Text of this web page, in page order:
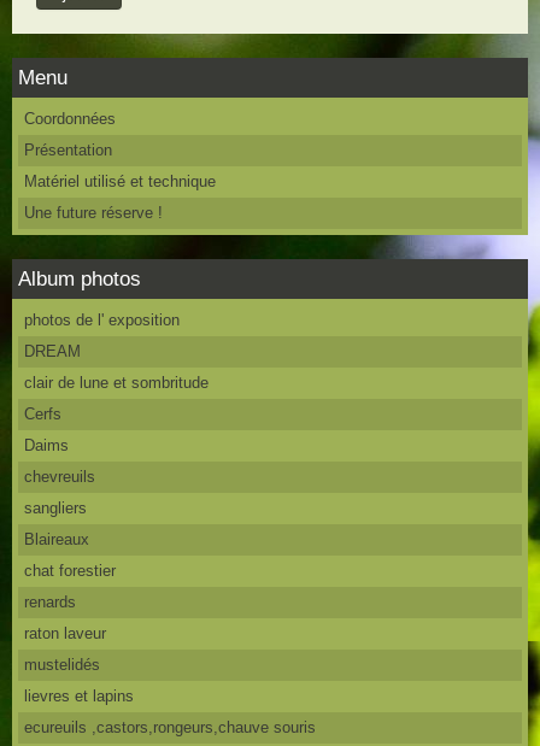
Menu
Coordonnées
Présentation
Matériel utilisé et technique
Une future réserve !
Album photos
photos de l' exposition
DREAM
clair de lune et sombritude
Cerfs
Daims
chevreuils
sangliers
Blaireaux
chat forestier
renards
raton laveur
mustelidés
lievres et lapins
ecureuils ,castors,rongeurs,chauve souris